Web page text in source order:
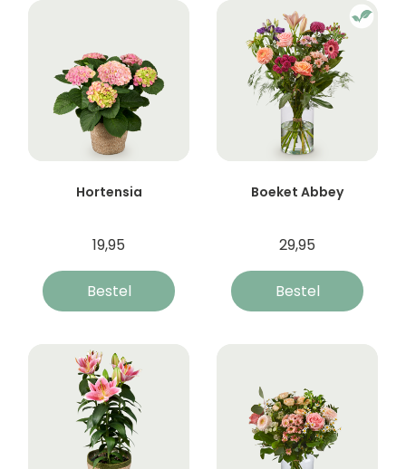
Hortensia
19,95
Bestel
Boeket Abbey
29,95
Bestel